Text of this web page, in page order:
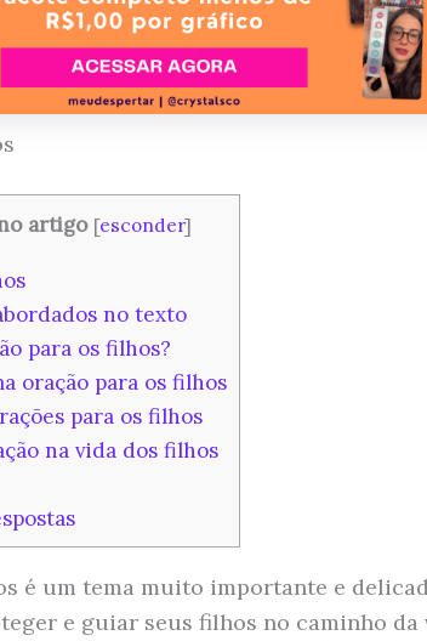
artigo [esconder]
no texto
para os filhos?
oração para os filhos
para os filhos
na vida dos filhos
é um tema muito importante e
e guiar seus filhos no caminho da